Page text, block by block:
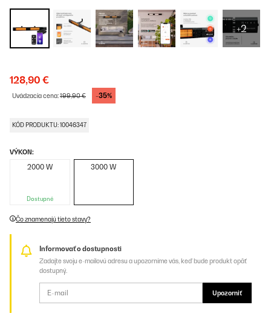
+2
128,90 €
Uvádzacia cena:199,90 € -35%
KÓD PRODUKTU: 10046347
VÝKON:
2000 W
Dostupné
3000 W
Čo znamenajú tieto stavy?
Informovať o dostupnosti
Zadajte svoju e-mailovú adresu a upozorníme vás, keď bude produkt opäť
dostupný.
Upozorniť